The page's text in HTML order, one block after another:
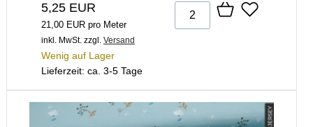
5,25 EUR
21,00 EUR pro Meter
inkl. MwSt. zzgl. Versand
Wenig auf Lager
Lieferzeit: ca. 3-5 Tage